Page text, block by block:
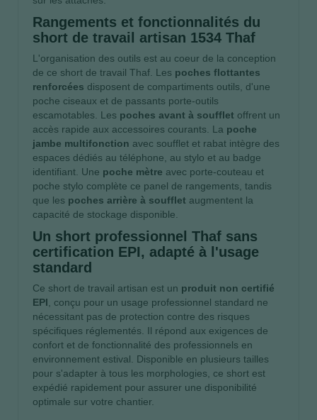
Rangements et fonctionnalités du
short de travail artisan 1534 Thaf
L'organisation des outils est au coeur de la conception
de ce short de travail Thaf. Les poches flottantes
renforcées disposent de compartiments outils, d'une
poche ciseaux et de passants porte-outils
escamotables. Les poches avant à soufflet offrent un
accès rapide aux accessoires courants. La poche
jambe multifonction avec soufflet et rabat intègre des
espaces dédiés au téléphone, au stylo et au badge
identifiant. Une poche mètre avec porte-couteau et
poche stylo complète ce panel de rangements, tandis
que les poches arrière à soufflet augmentent la
capacité de stockage disponible.
Un short professionnel Thaf sans
certification EPI, adapté à l'usage
standard
Ce short de travail artisan est un produit non certifié
EPI , conçu pour un usage professionnel standard ne
nécessitant pas de protection contre des risques
spécifiques réglementés. Il répond aux exigences de
confort et de fonctionnalité des professionnels en
environnement estival. Disponible en plusieurs tailles
pour s'adapter à tous les morphologies, ce short est
expédié rapidement pour assurer une disponibilité
optimale sur votre chantier.